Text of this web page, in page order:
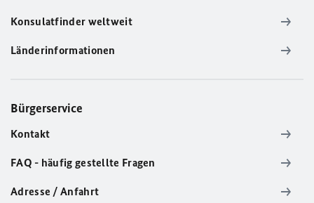
Konsulatfinder weltweit
Länderinformationen
Bürgerservice
Kontakt
FAQ - häufig gestellte Fragen
Adresse / Anfahrt